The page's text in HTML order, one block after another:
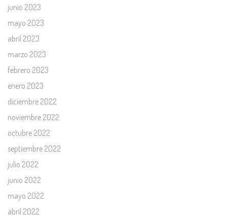
junio 2023
mayo 2023
abril 2023
marzo 2023
febrero 2023
enero 2023
diciembre 2022
noviembre 2022
octubre 2022
septiembre 2022
julio 2022
junio 2022
mayo 2022
abril 2022